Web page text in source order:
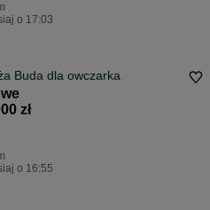
o 17:03
Buda dla owczarka
zł
o 16:55